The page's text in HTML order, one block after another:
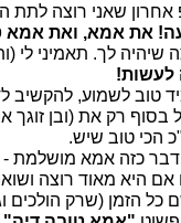
אחרון שאני רוצה לתת
את אמא, ואת אמא
שיהיה לך. תאמיני לי
לעשות!
טוב לשמוע, להקשיב
בסוף רק את (ובן זוגך
הכי טוב שיש.
דבר כזה אמא מושלמת -
אם היא מאוד רוצה
כל הזמן (שרק הולכים